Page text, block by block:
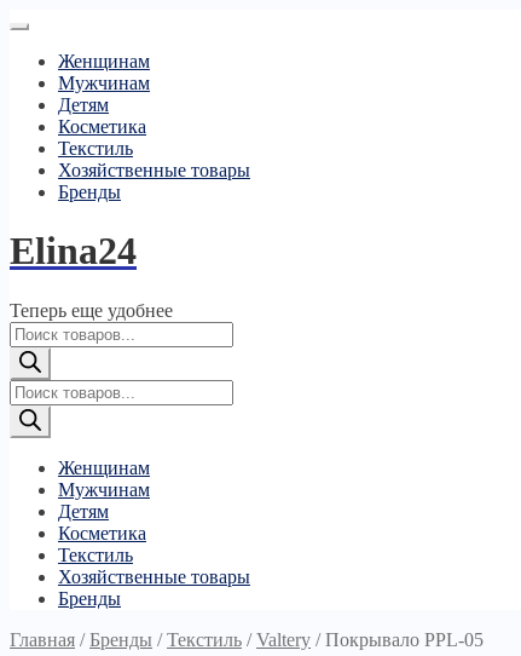
Женщинам
Мужчинам
Детям
Косметика
Текстиль
Хозяйственные товары
Бренды
Elina24
Теперь еще удобнее
Поиск
товаров
Поиск
товаров
Женщинам
Мужчинам
Детям
Косметика
Текстиль
Хозяйственные товары
Бренды
Главная /Бренды /Текстиль /Valtery /Покрывало PPL-05